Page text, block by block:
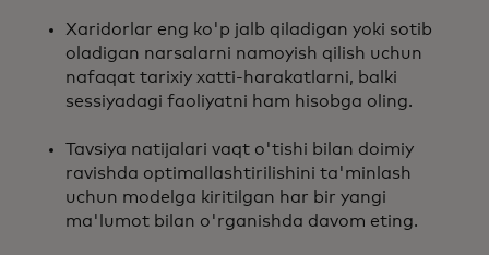
Xaridorlar eng ko'p jalb qiladigan yoki sotib
oladigan narsalarni namoyish qilish uchun
nafaqat tarixiy xatti-harakatlarni, balki
sessiyadagi faoliyatni ham hisobga oling.
Tavsiya natijalari vaqt o'tishi bilan doimiy
ravishda optimallashtirilishini ta'minlash
uchun modelga kiritilgan har bir yangi
ma'lumot bilan o'rganishda davom eting.